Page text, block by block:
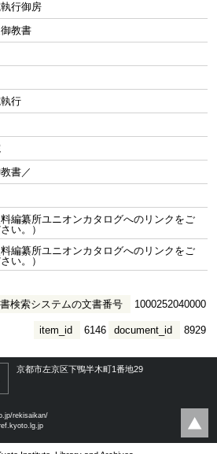
行御房
教書
行
書／
料編纂所ユニオンカタログへのリンクをご
い。）
料編纂所ユニオンカタログへのリンクをご
い。）
検索システムの文書番号 1000252040000
document_id 8929
item_id 6146
京都市左京区下鴨半木町1番地29
rekisaikan/